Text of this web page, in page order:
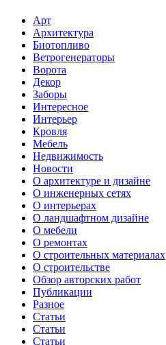
Арт
Архитектура
Биотопливо
Ветрогенераторы
Ворота
Декор
Заборы
Интересное
Интерьер
Кровля
Мебель
Недвижимость
Новости
О архитектуре и дизайне
О инженерных сетях
О интерьерах
О ландшафтном дизайне
О мебели
О ремонтах
О строительных материалах
О строительстве
Обзор авторских работ
Публикации
Разное
Статьи
Статьи
Статьи